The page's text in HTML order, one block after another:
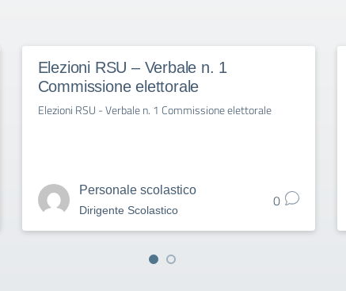
Elezioni RSU – Verbale n. 1
Commissione elettorale
Elezioni RSU - Verbale n. 1 Commissione elettorale
Personale scolastico
Dirigente Scolastico 0